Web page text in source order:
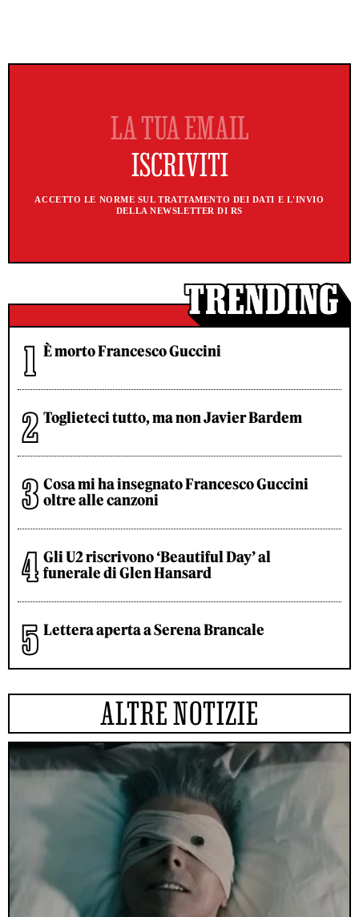
ACCETTO LE NORME SUL TRATTAMENTO DEI DATI E L'INVIO
DELLA NEWSLETTER DI RS
È morto Francesco Guccini
Toglieteci tutto, ma non Javier Bardem
Cosa mi ha insegnato Francesco Guccini
oltre alle canzoni
Gli U2 riscrivono ‘Beautiful Day’ al
funerale di Glen Hansard
Lettera aperta a Serena Brancale
ALTRE NOTIZIE